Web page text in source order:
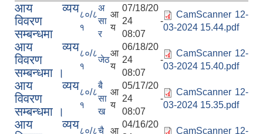
आय व्यय
विवरण
सम्बन्धमा
८०/८
१
अ
सा
र
आ
य
07/18/20
24 -
08:07
CamScanner 12-
03-2024 15.44.pdf
आय व्यय
विवरण
सम्बन्धमा ।
८०/८
१
जेठ
आ
य
06/18/20
24 -
08:07
CamScanner 12-
03-2024 15.40.pdf
आय व्यय
विवरण
सम्बन्धमा ।
८०/८
१
बै
सा
ख
आ
य
05/17/20
24 -
08:07
CamScanner 12-
03-2024 15.35.pdf
आय व्यय८०/८चै
आ
04/16/20
CamScanner 12-